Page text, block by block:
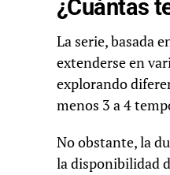
¿Cuántas
La serie, basada
extenderse en
explorando
menos 3 a 4
No obstante, la
la disponibilidad